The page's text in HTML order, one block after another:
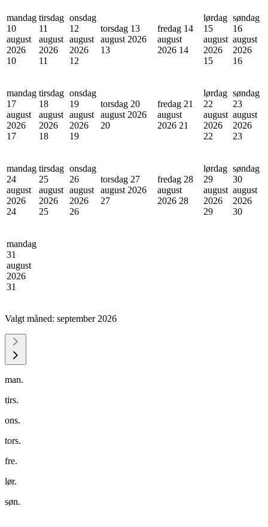
mandag
10
august
2026
10
tirsdag
11
august
2026
11
onsdag
12
august
2026
12
torsdag 13
august 2026
13
fredag 14
august
2026 14
lørdag
15
august
2026
15
søndag
16
august
2026
16
mandag
17
august
2026
17
tirsdag
18
august
2026
18
onsdag
19
august
2026
19
torsdag 20
august 2026
20
fredag 21
august
2026 21
lørdag
22
august
2026
22
søndag
23
august
2026
23
mandag
24
august
2026
24
tirsdag
25
august
2026
25
onsdag
26
august
2026
26
torsdag 27
august 2026
27
fredag 28
august
2026 28
lørdag
29
august
2026
29
søndag
30
august
2026
30
mandag
31
august
2026
31
Valgt måned: september 2026
man.
tirs.
ons.
tors.
fre.
lør.
søn.